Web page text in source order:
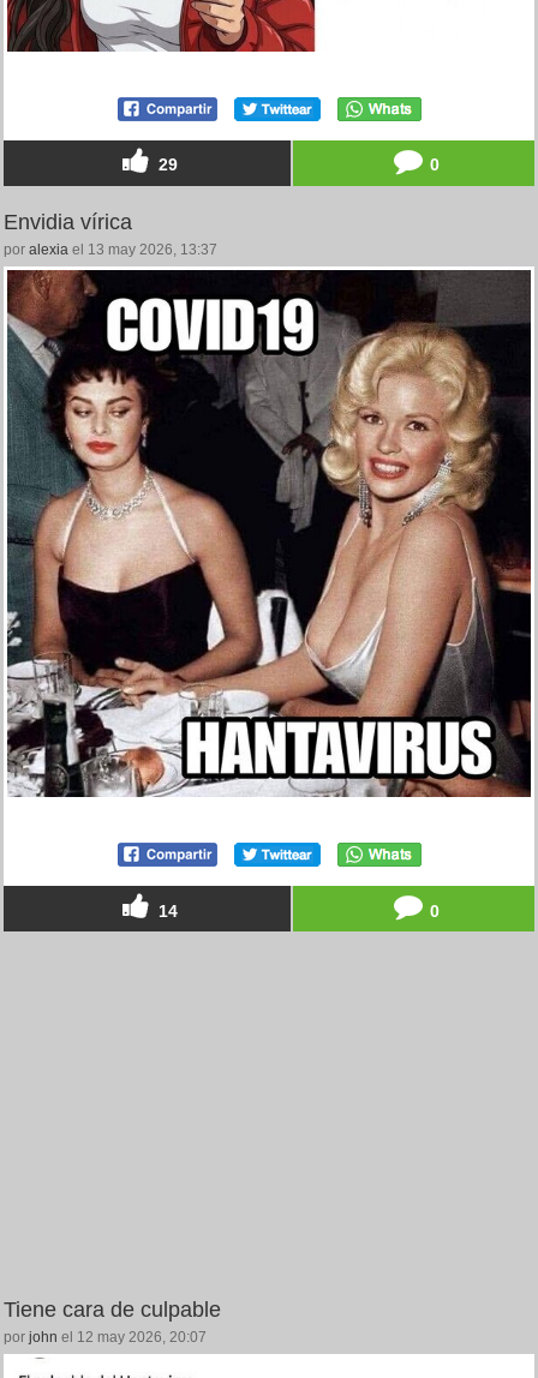
29 0
Envidia vírica
por alexia el 13 may 2026, 13:37
14 0
Tiene cara de culpable
por john el 12 may 2026, 20:07